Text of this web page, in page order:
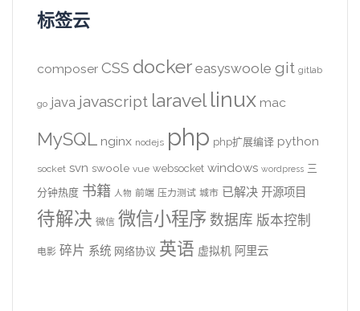
标签云
composer CSS docker easyswoole git gitlab
go java javascript laravel linux mac
MySQL nginx nodejs php php扩展编译 python
socket svn swoole vue websocket windows wordpress 三
分钟热度 书籍 人物 前端 压力测试 城市 已解决 开源项目
待解决 微信 微信小程序 数据库 版本控制
电影 碎片 系统 网络协议 英语 虚拟机 阿里云